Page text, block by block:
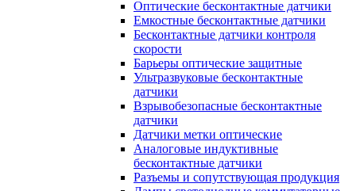
Оптические бесконтактные датчики
Емкостные бесконтактные датчики
Бесконтактные датчики контроля
скорости
Барьеры оптические защитные
Ультразвуковые бесконтактные
датчики
Взрывобезопасные бесконтактные
датчики
Датчики метки оптические
Аналоговые индуктивные
бесконтактные датчики
Разъемы и сопутствующая продукция